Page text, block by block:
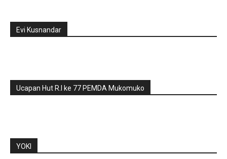
Evi Kusnandar
Ucapan Hut R.I ke 77 PEMDA Mukomuko
YOKI